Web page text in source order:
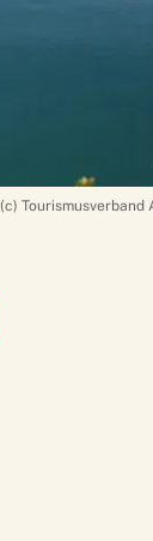
(c) Tourismusverband